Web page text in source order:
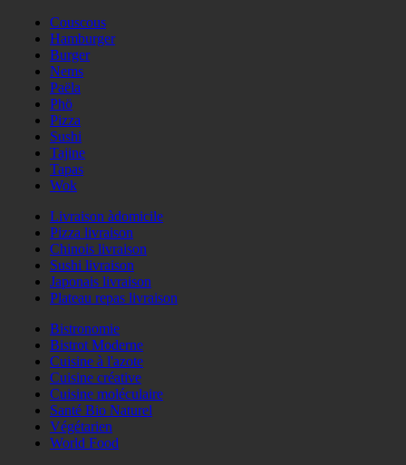
Couscous
Hamburger
Burger
Nems
Paëla
Phö
Pizza
Sushi
Tajine
Tapas
Wok
Livraison àdomicile
Pizza livraison
Chinois livraison
Sushi livraison
Japonais livraison
Plateau repas livraison
Bistronomie
Bistrot Moderne
Cuisine à l'azote
Cuisine créative
Cuisine moléculaire
Santé Bio Naturel
Végétarien
World Food